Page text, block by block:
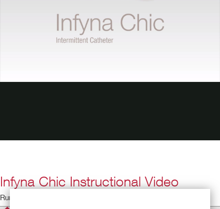
Infyna Chic Instructional Video
Running time: 2:41